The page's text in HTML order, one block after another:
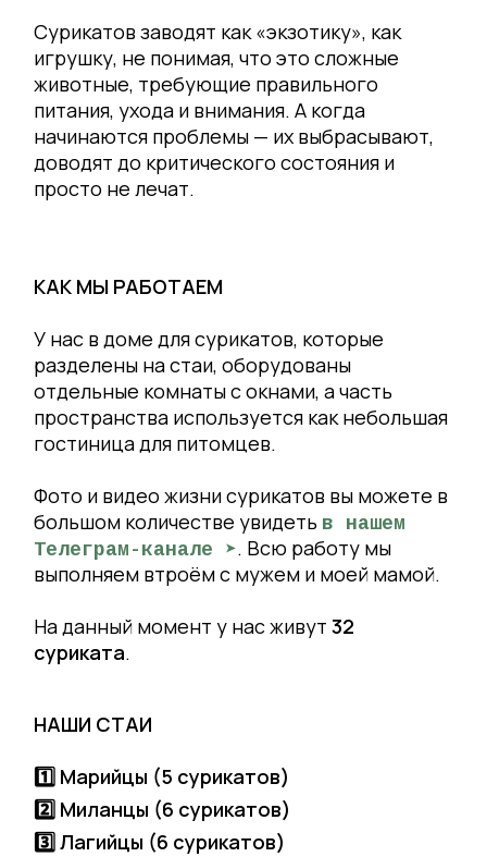
Сурикатов заводят как «экзотику», как
игрушку, не понимая, что это сложные
животные, требующие правильного
питания, ухода и внимания. А когда
начинаются проблемы — их выбрасывают,
доводят до критического состояния и
просто не лечат.
КАК МЫ РАБОТАЕМ
У нас в доме для сурикатов, которые
разделены на стаи, оборудованы
отдельные комнаты с окнами, а часть
пространства используется как небольшая
гостиница для питомцев.
Фото и видео жизни сурикатов вы можете в
большом количестве увидеть в нашем
Телеграм-канале ➤. Всю работу мы
выполняем втроём с мужем и моей мамой.
На данный момент у нас живут 32
суриката.
НАШИ СТАИ
1️⃣ Марийцы (5 сурикатов)
2️⃣ Миланцы (6 сурикатов)
3️⃣ Лагийцы (6 сурикатов)